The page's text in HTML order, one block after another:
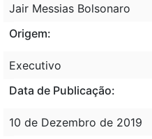
Jair Messias Bolsonaro
Origem:
Executivo
Data de Publicação:
10 de Dezembro de 2019